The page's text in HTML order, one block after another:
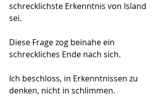
schrecklichste Erkenntnis von Island
sei.
Diese Frage zog beinahe ein
schreckliches Ende nach sich.
Ich beschloss, in Erkenntnissen zu
denken, nicht in schlimmen.